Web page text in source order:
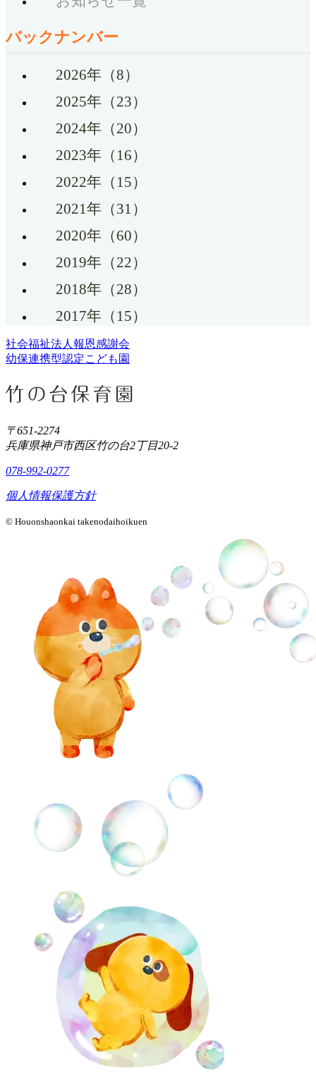
バックナンバー
2026年（8）
2025年（23）
2024年（20）
2023年（16）
2022年（15）
2021年（31）
2020年（60）
2019年（22）
2018年（28）
2017年（15）
社会福祉法人報恩感謝会
幼保連携型認定こども園
〒651-2274
兵庫県神戸市西区竹の台2丁目20-2
078-992-0277
個人情報保護方針
© Houonshaonkai takenodaihoikuen